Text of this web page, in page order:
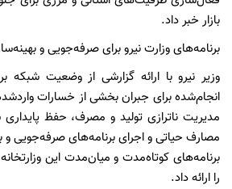
بازار خبر داد.
برنامه‌های وزارت نیرو برای صرفه‌جویی و
وزیر نیرو با ارائه گزارشی از وضعیت شبکه
انجام‌شده برای جبران بخشی از خسارات
مدیریت ناترازی تولید و مصرف، حفظ پایداری
مصارف حیاتی و اجرای برنامه‌های صرفه‌جویی و
برنامه‌های کوتاه‌مدت و میان‌مدت این
را ارائه داد.